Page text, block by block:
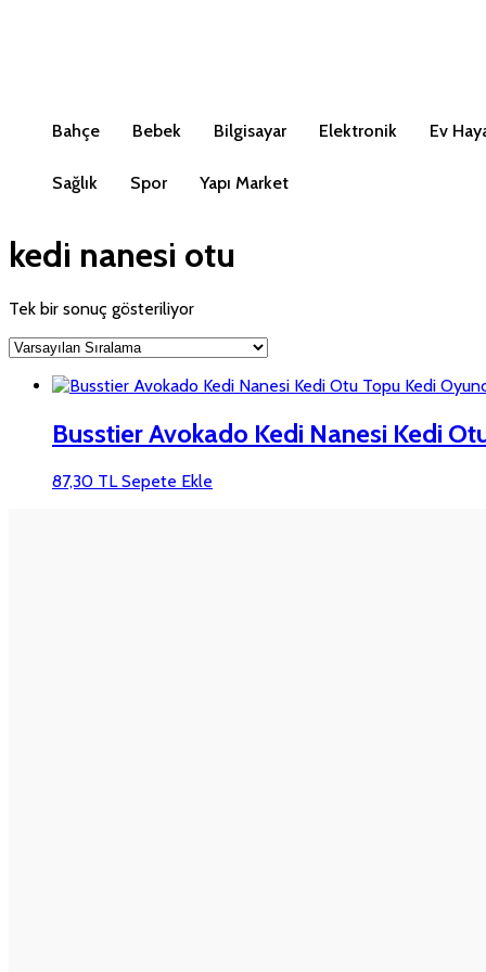
Bahçe Bebek Bilgisayar Elektronik Ev
Sağlık Spor Yapı Market
kedi nanesi otu
Tek bir sonuç gösteriliyor
Busstier Avokado Kedi Nanesi Kedi
87,30 TL Sepete Ekle